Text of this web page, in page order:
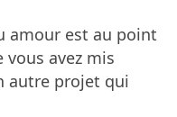
amour est au point
avez mis
autre projet qui